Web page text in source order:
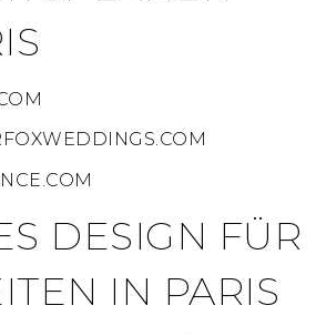
DESIGN FÜR
IN PARIS